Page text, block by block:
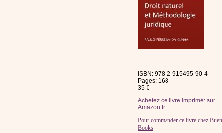
ISBN: 978-2-915495-90-4
Pages: 168
35 €
Achetez ce livre imprimé: sur
Amazon.fr
Pour commander ce livre chez
Books